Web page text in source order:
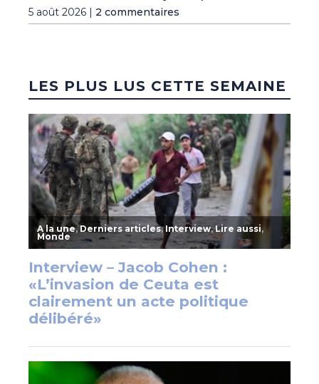
5 août 2026 | 2 commentaires
LES PLUS LUS CETTE SEMAINE